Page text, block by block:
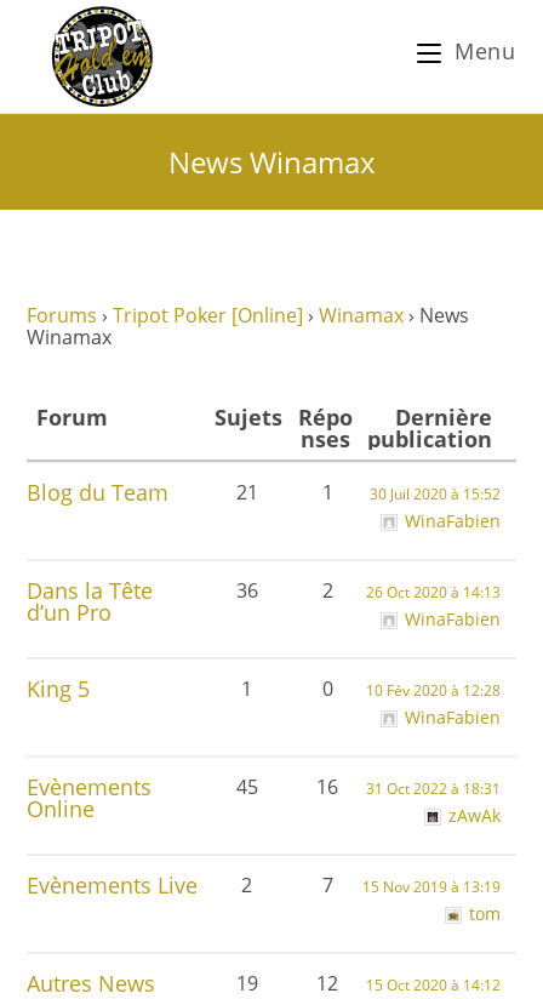
Menu
News Winamax
Forums › Tripot Poker [Online] › Winamax › News
Winamax
Forum Sujets Répo
nses
Dernière
publication
Blog du Team
21 1 30 Juil 2020 à 15:52
WinaFabien
Dans la Tête
d’un Pro
36 2 26 Oct 2020 à 14:13
WinaFabien
King 5 1 0 10 Fév 2020 à 12:28
WinaFabien
Evènements
Online
45 16 31 Oct 2022 à 18:31
zAwAk
Evènements Live 2 7 15 Nov 2019 à 13:19
tom
Autres News 19 12 15 Oct 2020 à 14:12